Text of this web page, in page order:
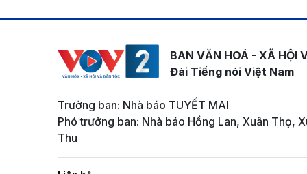
BAN VĂN HOÁ - XÃ HỘI
Đài Tiếng nói Việt Nam
Trưởng ban: Nhà báo TUYẾT MAI
Phó trưởng ban: Nhà báo Hồng Lan, Xuân Thọ,
Thu